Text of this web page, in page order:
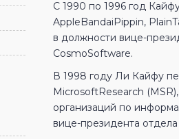
С 1990 по 1996 год
AppleBandaiPippin,
в должности вице-
CosmoSoftware.
В 1998 году Ли Кайфу
MicrosoftResearch
организаций по
вице-президента